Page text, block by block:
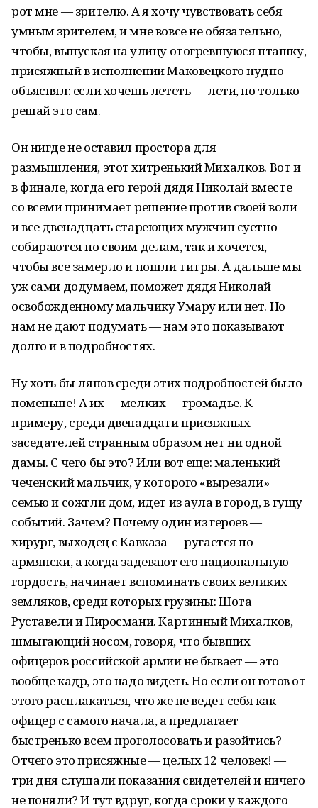
рот мне — зрителю. А я хочу чувствовать себя
умным зрителем, и мне вовсе не обязательно,
чтобы, выпуская на улицу отогревшуюся пташку,
присяжный в исполнении Маковецкого нудно
объяснял: если хочешь лететь — лети, но только
решай это сам.
Он нигде не оставил простора для
размышления, этот хитренький Михалков. Вот и
в финале, когда его герой дядя Николай вместе
со всеми принимает решение против своей воли
и все двенадцать стареющих мужчин суетно
собираются по своим делам, так и хочется,
чтобы все замерло и пошли титры. А дальше мы
уж сами додумаем, поможет дядя Николай
освобожденному мальчику Умару или нет. Но
нам не дают подумать — нам это показывают
долго и в подробностях.
Ну хоть бы ляпов среди этих подробностей было
поменьше! А их — мелких — громадье. К
примеру, среди двенадцати присяжных
заседателей странным образом нет ни одной
дамы. С чего бы это? Или вот еще: маленький
чеченский мальчик, у которого «вырезали»
семью и сожгли дом, идет из аула в город, в гущу
событий. Зачем? Почему один из героев —
хирург, выходец с Кавказа — ругается по-
армянски, а когда задевают его национальную
гордость, начинает вспоминать своих великих
земляков, среди которых грузины: Шота
Руставели и Пиросмани. Картинный Михалков,
шмыгающий носом, говоря, что бывших
офицеров российской армии не бывает — это
вообще кадр, это надо видеть. Но если он готов от
этого расплакаться, что же не ведет себя как
офицер с самого начала, а предлагает
быстренько всем проголосовать и разойтись?
Отчего это присяжные — целых 12 человек! —
три дня слушали показания свидетелей и ничего
не поняли? И тут вдруг, когда сроки у каждого